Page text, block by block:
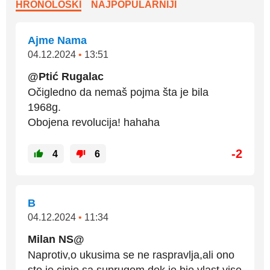
HRONOLOŠKI NAJPOPULARNIJI
Ajme Nama
04.12.2024 • 13:51
@Ptić Rugalac
Očigledno da nemaš pojma šta je bila
1968g.
Obojena revolucija! hahaha
4 6 -2
B
04.12.2024 • 11:34
Milan NS@
Naprotiv,o ukusima se ne raspravlja,ali ono